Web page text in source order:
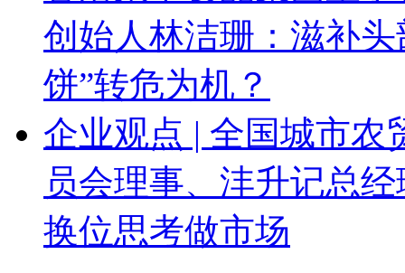
创始人林洁珊：滋补
饼”转危为机？
企业观点 | 全国城市农
员会理事、沣升记总
换位思考做市场